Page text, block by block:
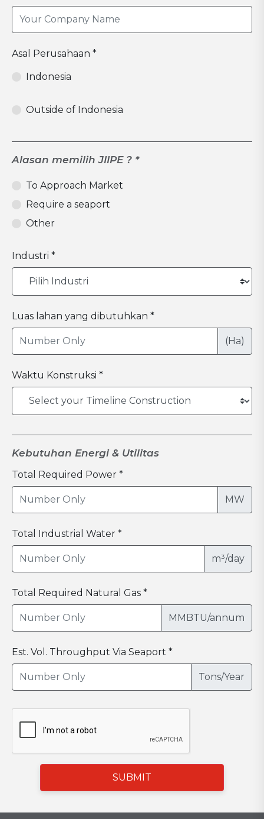
Asal Perusahaan *
Indonesia
Outside of Indonesia
Alasan memilih JIIPE ? *
To Approach Market
Require a seaport
Other
Industri *
Luas lahan yang dibutuhkan *
(Ha)
Waktu Konstruksi *
Kebutuhan Energi & Utilitas
Total Required Power *
MW
Total Industrial Water *
m³/day
Total Required Natural Gas *
MMBTU/annum
Est. Vol. Throughput Via Seaport *
Tons/Year
SUBMIT